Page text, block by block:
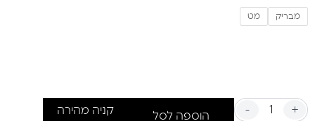
לציין בהערות למוכר.
מבריק מט
- +
הוספה לסל קניה מהירה